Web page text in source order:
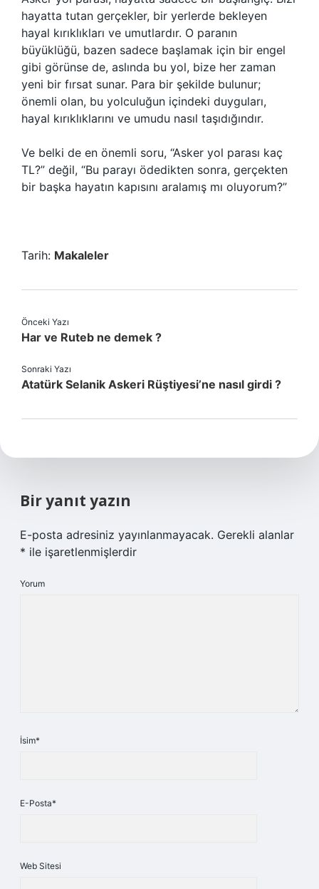
hayatta tutan gerçekler, bir yerlerde bekleyen
hayal kırıklıkları ve umutlardır. O paranın
büyüklüğü, bazen sadece başlamak için bir engel
gibi görünse de, aslında bu yol, bize her zaman
yeni bir fırsat sunar. Para bir şekilde bulunur;
önemli olan, bu yolculuğun içindeki duyguları,
hayal kırıklıklarını ve umudu nasıl taşıdığındır.
Ve belki de en önemli soru, “Asker yol parası kaç
TL?” değil, “Bu parayı ödedikten sonra, gerçekten
bir başka hayatın kapısını aralamış mı oluyorum?”
Tarih: Makaleler
Önceki Yazı
Har ve Ruteb ne demek ?
Sonraki Yazı
Atatürk Selanik Askeri Rüştiyesi’ne nasıl girdi ?
Bir yanıt yazın
E-posta adresiniz yayınlanmayacak. Gerekli alanlar
* ile işaretlenmişlerdir
Yorum
İsim*
E-Posta*
Web Sitesi